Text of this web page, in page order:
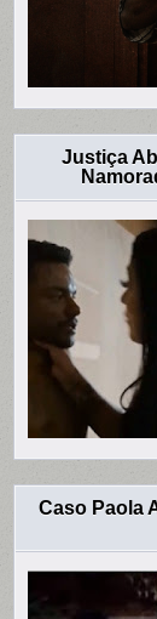
Justiça
Caso Paola